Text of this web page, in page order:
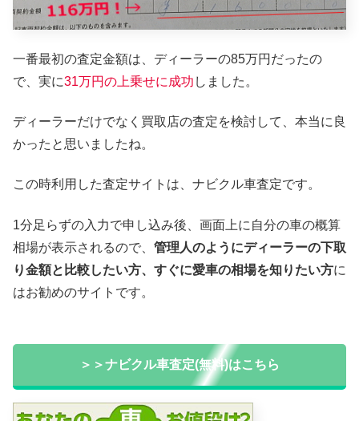
一番最初の査定金額は、ディーラーの85万円だったの
で、実に31万円の上乗せに成功 しました。
ディーラーだけでなく買取店の査定を検討して、本当に良
かったと思いましたね。
この時利用した査定サイトは、ナビクル車査定です。
1分足らずの入力で申し込み後、画面上に自分の車の概算
相場が表示されるので、 管理人のようにディーラーの下取
り金額と比較したい方、すぐに愛車の相場を知りたい方に
はお勧めのサイトです。
＞＞ナビクル車査定(無料)はこちら